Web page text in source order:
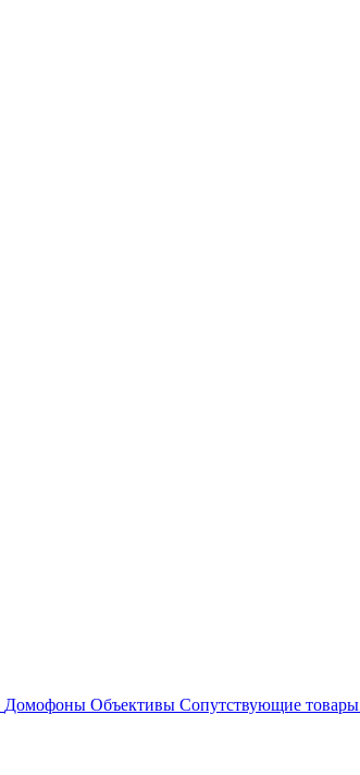
Домофоны Объективы Сопутствующие товары